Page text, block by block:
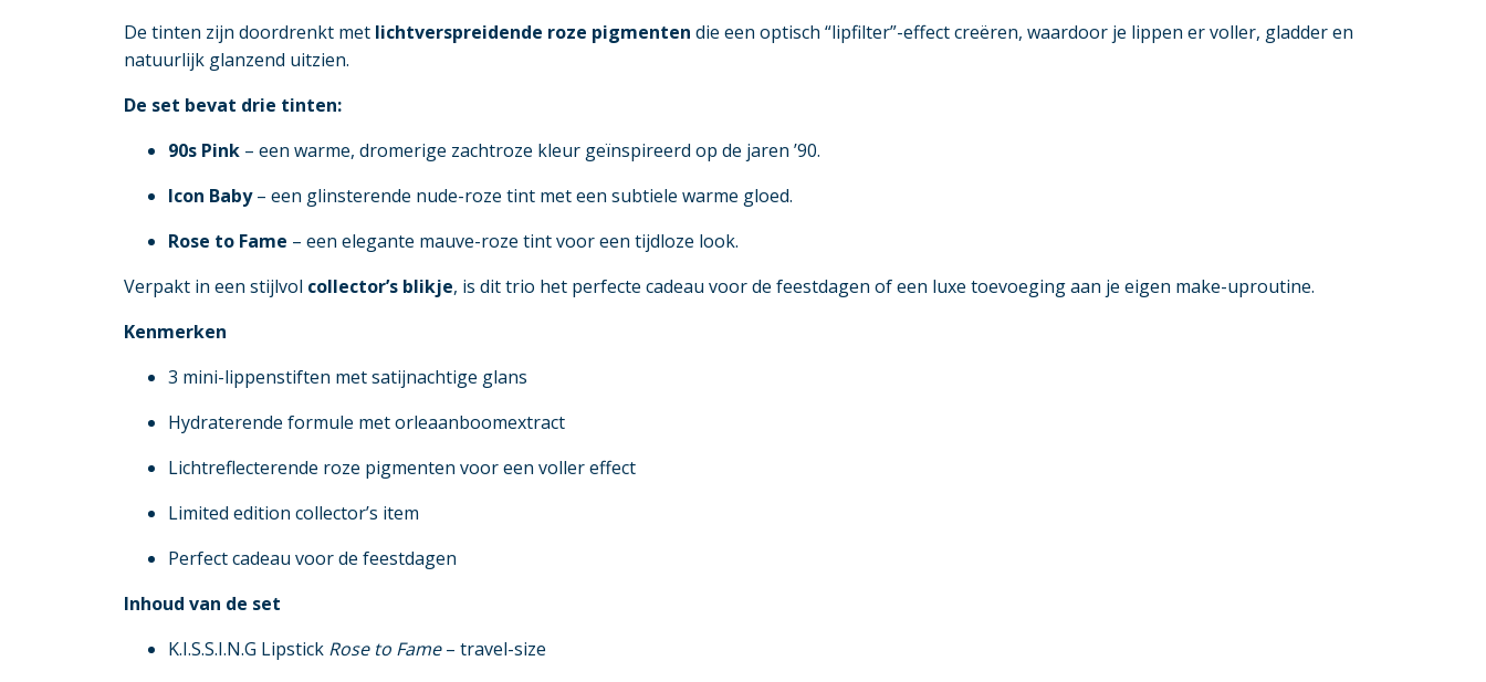
De tinten zijn doordrenkt met lichtverspreidende roze pigmenten die een optisch “lipfilter”-effect creëren, waardoor je lippen er voller, gladder en
natuurlijk glanzend uitzien.
De set bevat drie tinten:
90s Pink – een warme, dromerige zachtroze kleur geïnspireerd op de jaren ’90.
Icon Baby– een glinsterende nude-roze tint met een subtiele warme gloed.
Rose to Fame – een elegante mauve-roze tint voor een tijdloze look.
Verpakt in een stijlvol collector’s blikje, is dit trio het perfecte cadeau voor de feestdagen of een luxe toevoeging aan je eigen make-uproutine.
Kenmerken
3 mini-lippenstiften met satijnachtige glans
Hydraterende formule met orleaanboomextract
Lichtreflecterende roze pigmenten voor een voller effect
Limited edition collector’s item
Perfect cadeau voor de feestdagen
Inhoud van de set
K.I.S.S.I.N.G Lipstick Rose to Fame– travel-size